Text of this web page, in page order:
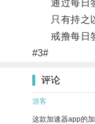
通过每日签
只有持之以
戒撸每日签
#3#
评论
游客
这款加速器app的